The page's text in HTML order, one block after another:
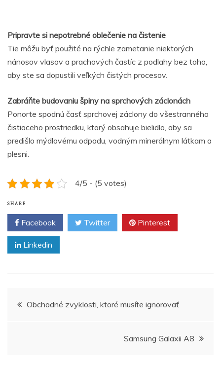
Pripravte si nepotrebné oblečenie na čistenie
Tie môžu byť použité na rýchle zametanie niektorých
nánosov vlasov a prachových častíc z podlahy bez toho,
aby ste sa dopustili veľkých čistých procesov.
Zabráňte budovaniu špiny na sprchových záclonách
Ponorte spodnú časť sprchovej záclony do všestranného
čistiaceho prostriedku, ktorý obsahuje bielidlo, aby sa
predišlo mýdlovému odpadu, vodným minerálnym látkam a
plesni.
4/5 - (5 votes)
SHARE
Facebook Twitter Pinterest
Linkedin
Navigace
Obchodné zvyklosti, ktoré musíte ignorovať
Samsung Galaxii A8